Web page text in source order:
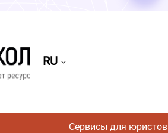
RU
Сервисы для юристов